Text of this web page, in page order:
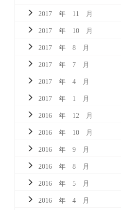
2017 年 11 月
2017 年 10 月
2017 年 8 月
2017 年 7 月
2017 年 4 月
2017 年 1 月
2016 年 12 月
2016 年 10 月
2016 年 9 月
2016 年 8 月
2016 年 5 月
2016 年 4 月